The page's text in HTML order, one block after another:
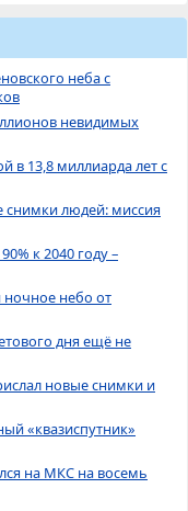
неба с
невидимых
в 13,8 миллиарда лет с
снимки людей: миссия
к 2040 году –
ночное небо от
дня ещё не
новые снимки и
«квазиспутник»
на МКС на восемь